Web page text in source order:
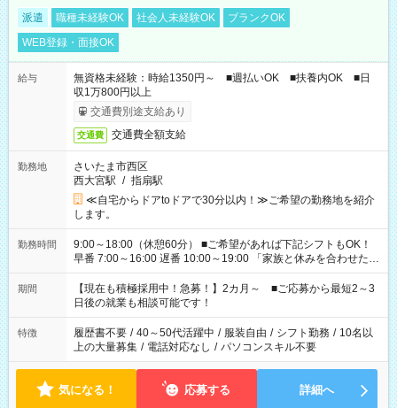
派遣 職種未経験OK 社会人未経験OK
ブランクOK
WEB登録・面接OK
給与
無資格未経験：時給1350円～ ■週払いOK ■扶養内OK ■日
収1万800円以上
交通費別途支給あり
交通費 交通費全額支給
勤務地
さいたま市西区
西大宮駅 / 指扇駅
≪自宅からドアtoドアで30分以内！≫ご希望の勤務地を紹介
します。
勤務時間
9:00～18:00（休憩60分） ■ご希望があれば下記シフトもOK！
早番 7:00～16:00 遅番 10:00～19:00 「家族と休みを合わせた
い」 「余裕を持って夕飯の準備がしたい」 「できれば残業はし
たくない」 など、ご希望を教えてくださいね。 ※Wワーク希望
の方へ 今ご覧のお仕事で希望する勤務時間と、もう1つのお仕事
の勤務時間。 合計で週40時間を超える場合は応募できません。
期間
【現在も積極採用中！急募！】2カ月～ ■ご応募から最短2～3
日後の就業も相談可能です！
特徴 履歴書不要 / 40～50代活躍中 / 服装自由 / シフト勤務 / 10名以
上の大量募集 / 電話対応なし / パソコンスキル不要
気になる！ 応募する 詳細へ